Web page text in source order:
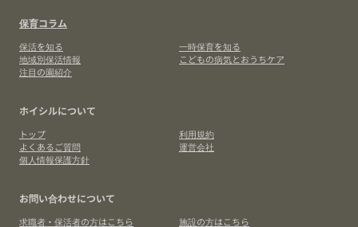
保育コラム
保活を知る
一時保育を知る
地域別保活情報
こどもの病気とおうちケア
注目の園紹介
ホイシルについて
トップ
利用規約
よくあるご質問
運営会社
個人情報保護方針
お問い合わせについて
求職者・保活者の方はこちら 施設の方はこちら